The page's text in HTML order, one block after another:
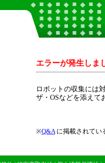
エラーが発生しま
ロボットの収集には
ザ・OSなどを添えて
※Q&A に掲載されてい